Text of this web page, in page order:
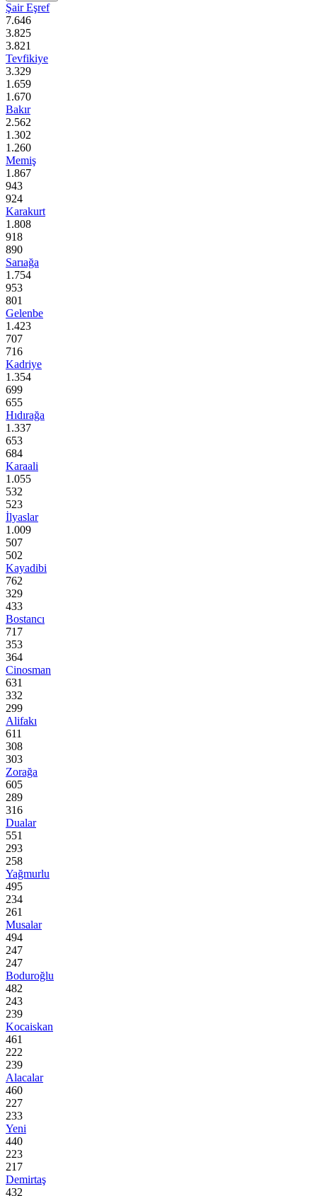
Şair Eşref
7.646
3.825
3.821
Tevfikiye
3.329
1.659
1.670
Bakır
2.562
1.302
1.260
Memiş
1.867
943
924
Karakurt
1.808
918
890
Sarıağa
1.754
953
801
Gelenbe
1.423
707
716
Kadriye
1.354
699
655
Hıdırağa
1.337
653
684
Karaali
1.055
532
523
İlyaslar
1.009
507
502
Kayadibi
762
329
433
Bostancı
717
353
364
Cinosman
631
332
299
Alifakı
611
308
303
Zorağa
605
289
316
Dualar
551
293
258
Yağmurlu
495
234
261
Musalar
494
247
247
Boduroğlu
482
243
239
Kocaiskan
461
222
239
Alacalar
460
227
233
Yeni
440
223
217
Demirtaş
432